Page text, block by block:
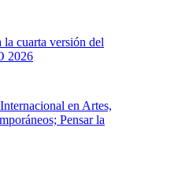
cuarta versión del
2026
en Artes,
Pensar la